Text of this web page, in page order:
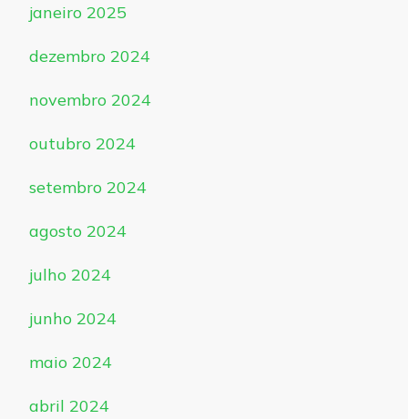
janeiro 2025
dezembro 2024
novembro 2024
outubro 2024
setembro 2024
agosto 2024
julho 2024
junho 2024
maio 2024
abril 2024